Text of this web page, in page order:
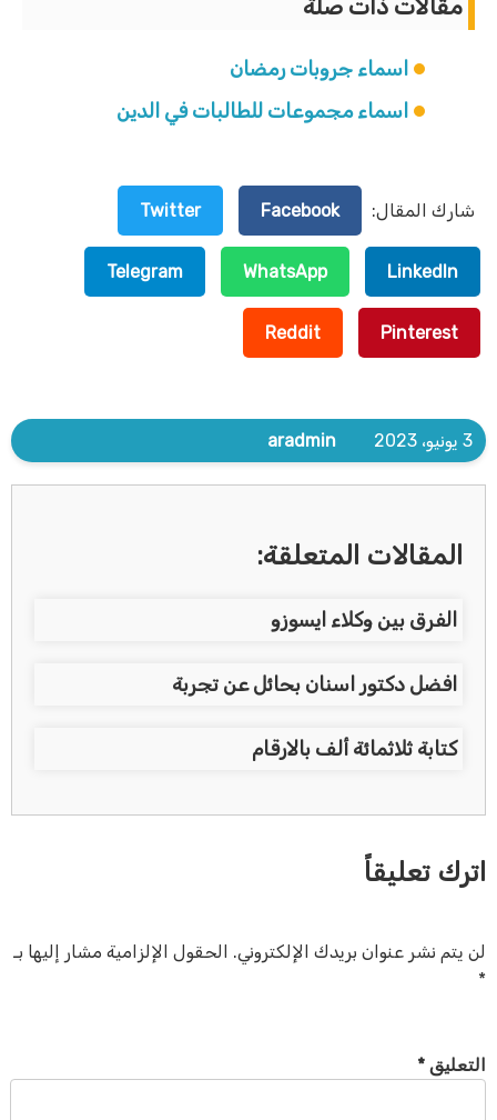
مقالات ذات صلة
اسماء جروبات رمضان
اسماء مجموعات للطالبات في الدين
شارك المقال: Facebook
Twitter
LinkedIn
WhatsApp
Telegram
Pinterest
Reddit
3 يونيو، 2023 aradmin
المقالات المتعلقة:
الفرق بين وكلاء ايسوزو
افضل دكتور اسنان بحائل عن تجربة
كتابة ثلاثمائة ألف بالارقام
اترك تعليقاً
لن يتم نشر عنوان بريدك الإلكتروني.
الحقول الإلزامية مشار إليها بـ
*
التعليق *